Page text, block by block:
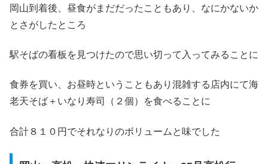
岡山到着後、昼食がまだだったこともあり、なにかないか
とさがしたところ
駅そばの看板を見つけたので思い切って入ってみることに
食券を買い、お昼時ということもあり混雑する店内にて海
老天そば＋いなり寿司（２個）を食べることに
合計８１０円でそれなりのボリュームと味でした